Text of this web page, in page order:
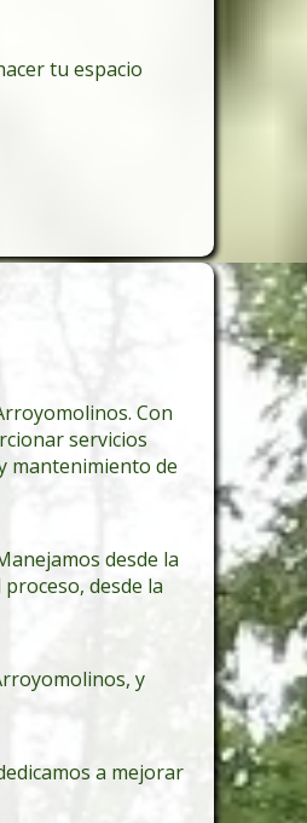
tu espacio
Con
servicios
mantenimiento de
desde la
desde la
y
a mejorar